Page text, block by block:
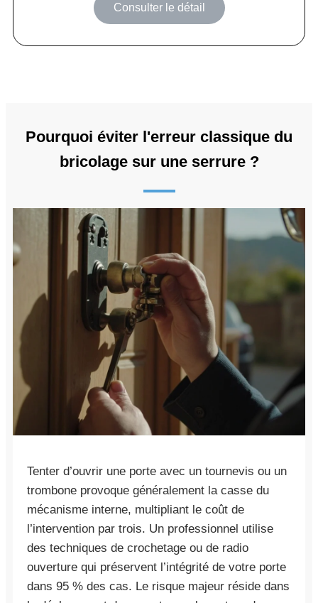
Consulter le détail
Pourquoi éviter l'erreur classique du
bricolage sur une serrure ?
Tenter d’ouvrir une porte avec un tournevis ou un
trombone provoque généralement la casse du
mécanisme interne, multipliant le coût de
l’intervention par trois. Un professionnel utilise
des techniques de crochetage ou de radio
ouverture qui préservent l’intégrité de votre porte
dans 95 % des cas. Le risque majeur réside dans